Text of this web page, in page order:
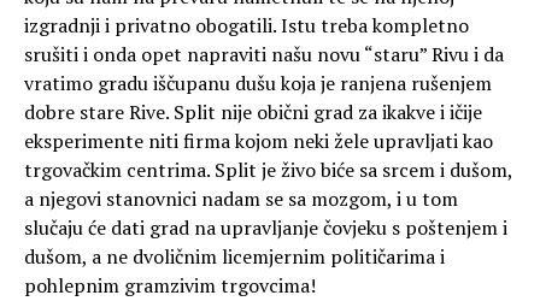
izgradnji i privatno obogatili. Istu treba kompletno
srušiti i onda opet napraviti našu novu “staru” Rivu i da
vratimo gradu iščupanu dušu koja je ranjena rušenjem
dobre stare Rive. Split nije obični grad za ikakve i ičije
eksperimente niti firma kojom neki žele upravljati kao
trgovačkim centrima. Split je živo biće sa srcem i dušom,
a njegovi stanovnici nadam se sa mozgom, i u tom
slučaju će dati grad na upravljanje čovjeku s poštenjem i
dušom, a ne dvoličnim licemjernim političarima i
pohlepnim gramzivim trgovcima!